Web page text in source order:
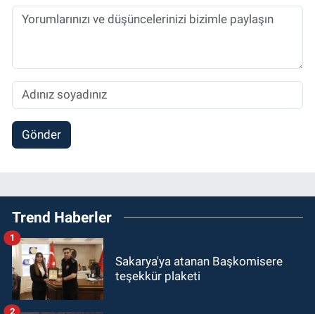
Gönder
Trend Haberler
Sakarya'ya atanan Başkomisere
teşekkür plaketi
1
2